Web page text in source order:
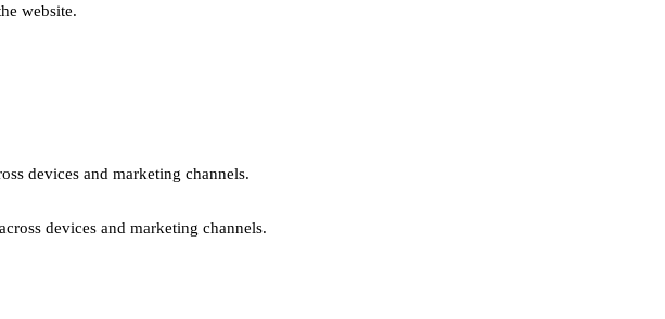
website.
devices and marketing channels.
devices and marketing channels.